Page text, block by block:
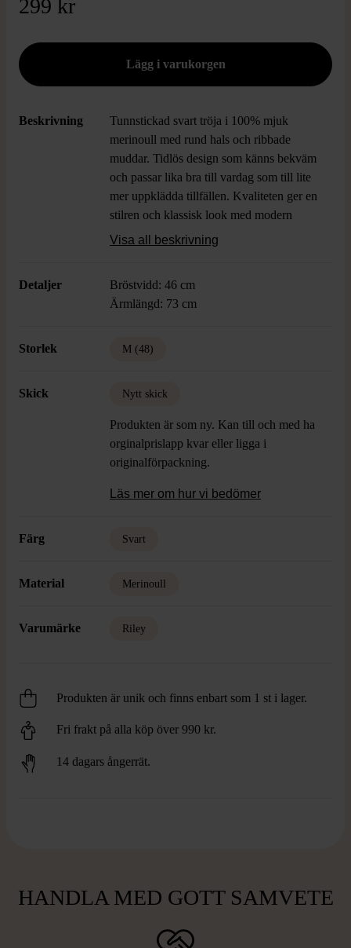
299 kr
Beskrivning
Tunnstickad svart tröja i 100% mjuk
merinoull med rund hals och ribbade
muddar. Tidlös design som känns bekväm
och passar lika bra till vardag som till lite
mer uppklädda tillfällen. Kvaliteten ger en
stilren och klassisk look med modern
touch.
Visa all beskrivning
Detaljer
Bröstvidd: 46 cm
Ärmlängd: 73 cm
Storlek M (48)
Skick Nytt skick
Produkten är som ny. Kan till och med ha
orginalprislapp kvar eller ligga i
originalförpackning.
Läs mer om hur vi bedömer
Färg Svart
Material Merinoull
Varumärke Riley
Produkten är unik och finns enbart som 1 st i lager.
Fri frakt på alla köp över 990 kr.
14 dagars ångerrät.
HANDLA MED GOTT SAMVETE